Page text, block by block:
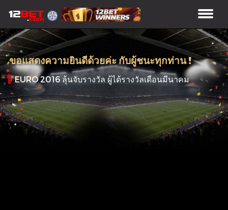
ขอแสดงความยินดีด้วยค่ะ กับผู้ชนะทุกท่าน !
EURO 2016 ลุ้นจับรางวัล ผู้ได้รางวัลเดือนมีนาคม